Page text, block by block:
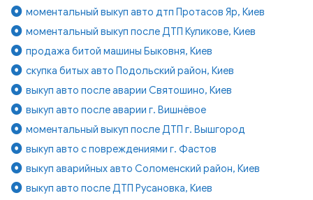
моментальный выкуп авто дтп Протасов Яр, Киев
моментальный выкуп после ДТП Куликове, Киев
продажа битой машины Быковня, Киев
скупка битых авто Подольский район, Киев
выкуп авто после аварии Святошино, Киев
выкуп авто после аварии г. Вишнёвое
моментальный выкуп после ДТП г. Вышгород
выкуп авто с повреждениями г. Фастов
выкуп аварийных авто Соломенский район, Киев
выкуп авто после ДТП Русановка, Киев